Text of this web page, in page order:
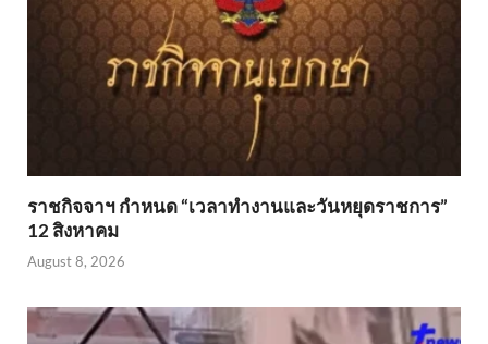
ราชกิจจาฯ กำหนด “เวลาทำงานและวันหยุดราชการ”
12 สิงหาคม
August 8, 2026